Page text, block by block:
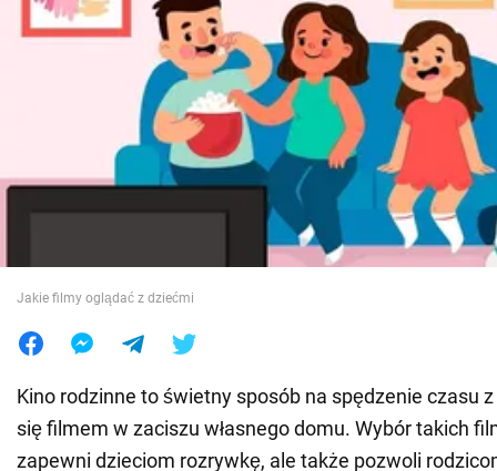
Polityka
Społeczeństwo
Wojna na Ukrainie
Jedzenie
Jakie filmy oglądać z dziećmi
Kino rodzinne to świetny sposób na spędzenie czasu
się filmem w zaciszu własnego domu. Wybór takich
zapewni dzieciom rozrywkę, ale także pozwoli